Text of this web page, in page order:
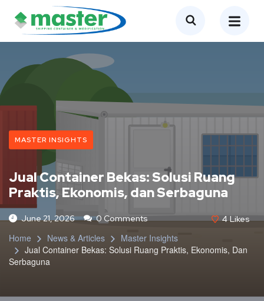
MASTER INSIGHTS
Jual Container Bekas: Solusi Ruang
Praktis, Ekonomis, dan Serbaguna
June 21, 2026 0 Comments 4 Likes
Home News & Articles
Master Insights
Jual Container Bekas: Solusi Ruang Praktis, Ekonomis, Dan
Serbaguna